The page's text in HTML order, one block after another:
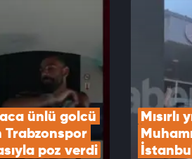
Beşiktaş
ünlü golcü
Trabzonspor
poz verdi
Mısırlı